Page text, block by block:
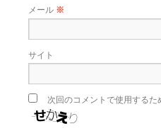
メール ※
サイト
次回のコメントで使用する